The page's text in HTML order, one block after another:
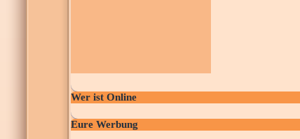
Wer ist Online
Eure Werbung